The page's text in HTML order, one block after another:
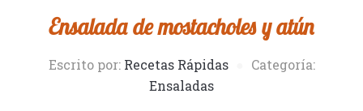
Ensalada de mostacholes y atún
Escrito por: Recetas Rápidas
Categoría:
Ensaladas